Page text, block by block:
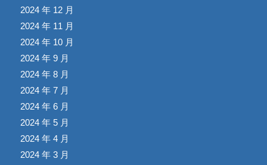
2024 年 12 月
2024 年 11 月
2024 年 10 月
2024 年 9 月
2024 年 8 月
2024 年 7 月
2024 年 6 月
2024 年 5 月
2024 年 4 月
2024 年 3 月